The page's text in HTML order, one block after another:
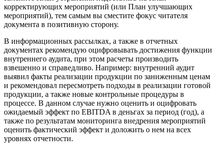
корректирующих мероприятий (или План улучшающих
мероприятий), тем самым вы сместите фокус читателя
документа в позитивную сторону.
В информационных рассылках, а также в отчетных
документах рекомендую оцифровывать достижения функции
внутреннего аудита, при этом расчеты производить
взвешенно и справедливо. Например: внутренний аудит
выявил факты реализации продукции по заниженным ценам
и рекомендовал пересмотреть подходы в реализации готовой
продукции, а также новые контрольные процедуры в
процессе. В данном случае нужно оценить и оцифровать
ожидаемый эффект по EBITDA в деньгах за период (год), а
также по результатам мониторинга внедрения мероприятий
оценить фактический эффект и доложить о нем на всех
уровнях отчетности.